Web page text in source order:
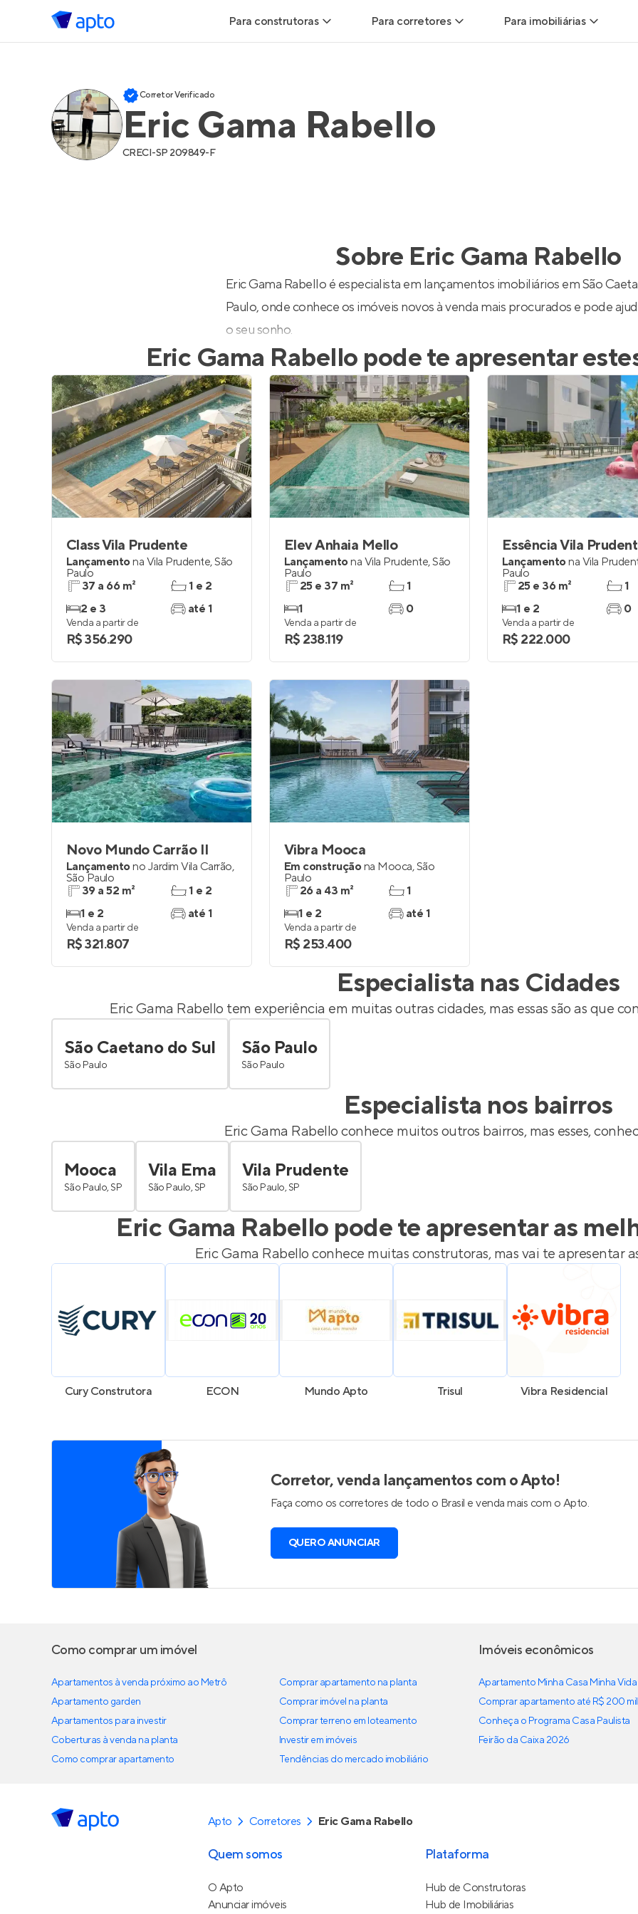
Para construtoras
Geração de Vendas
Anunciar Imóveis
Para corretores
Parcerias imobiliárias
Anunciar imóveis
Para imobiliárias
Corretor Verificado
Eric Gama Rabello
CRECI-SP 209849-F
Sobre Eric Gama Rabello
Eric Gama Rabello é especialista em lançamentos imobiliários em São
Paulo, onde conhece os imóveis novos à venda mais procurados e pode
o seu sonho.
Eric Gama Rabello pode te apresentar
Class Vila Prudente
Lançamentona Vila Prudente,São
Paulo
37 a 66 m²
2 e 3
1 e 2
até 1
Venda a partir de
R$ 356.290
Elev Anhaia Mello
Lançamentona Vila Prudente,São
Paulo
25 e 37 m²
1
1
0
Venda a partir de
R$ 238.119
Essência Vila
Lançamentona Vila
Paulo
25 e 36 m²
1 e 2
1
0
Venda a partir de
R$ 222.000
Novo Mundo Carrão II
Lançamentono Jardim Vila Carrão,
São Paulo
39 a 52 m²
1 e 2
1 e 2
até 1
Venda a partir de
R$ 321.807
Vibra Mooca
Em construçãona Mooca,São
Paulo
26 a 43 m²
1 e 2
1
até 1
Venda a partir de
R$ 253.400
Especialista nas Cidades
Eric Gama Rabello tem experiência em muitas outras cidades, mas essas são as que
São Caetano do Sul
São Paulo
São Paulo
São Paulo
Especialista nos bairros
Eric Gama Rabelloconhece muitos outros bairros, mas esses,
Mooca
São Paulo, SP
Vila Ema
São Paulo, SP
Vila Prudente
São Paulo, SP
Eric Gama Rabello pode te apresentar as
Eric Gama Rabelloconhece muitas construtoras, mas vai te apresentar
Cury Construtora ECON Mundo Apto Trisul Vibra Residencial
Corretor, venda lançamentos com o Apto!
Faça como os corretores de todo o Brasil e venda mais com o Apto.
QUERO ANUNCIAR
Como comprar um imóvel
Apartamentos à venda próximo ao Metrô
Apartamento garden
Apartamentos para investir
Coberturas à venda na planta
Como comprar apartamento
Comprar apartamento na planta
Comprar imóvel na planta
Comprar terreno em loteamento
Investir em imóveis
Tendências do mercado imobiliário
Imóveis econômicos
Apartamento Minha Casa Minha Vida
Comprar apartamento até R$ 200 mil
Conheça o Programa Casa Paulista
Feirão da Caixa 2026
Apto Corretores Eric Gama Rabello
Quem somos
O Apto
Anunciar imóveis
Plataforma
Hub de Construtoras
Hub de Imobiliárias